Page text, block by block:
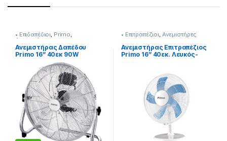
• Επιδαπέδιοι, Primo,
Ανεμιστήρες
Ανεμιστήρας Δαπέδου
Primo 16” 40εκ 90W
• Επιτραπέζιοι, Ανεμιστήρες
Ανεμιστήρας Επιτραπέζιος
Primo 16” 40εκ. Λευκός-